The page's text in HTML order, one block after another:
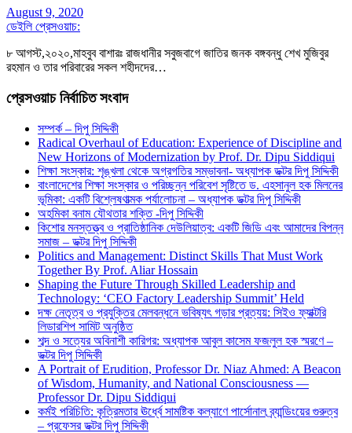
August 9, 2020
ডেইলি প্রেসওয়াচ:
৮ আগস্ট,২০২০,মাহবুব বাশারঃ রাজধানীর সবুজবাগে জাতির জনক বঙ্গবন্ধু শেখ মুজিবুর
রহমান ও তার পরিবারের সকল শহীদদের…
প্রেসওয়াচ নির্বাচিত সংবাদ
সম্পর্ক – দিপু সিদ্দিকী
Radical Overhaul of Education: Experience of Discipline and
New Horizons of Modernization by Prof. Dr. Dipu Siddiqui
শিক্ষা সংস্কার: শৃঙ্খলা থেকে অগ্রগতির সম্ভাবনা- অধ্যাপক ডক্টর দিপু সিদ্দিকী
বাংলাদেশের শিক্ষা সংস্কার ও পরিচ্ছন্ন পরিবেশ সৃষ্টিতে ড. এহসানুল হক মিলনের
ভূমিকা: একটি বিশ্লেষণাত্মক পর্যালোচনা – অধ্যাপক ডক্টর দিপু সিদ্দিকী
অহমিকা বনাম যৌথতার শক্তি -দিপু সিদ্দিকী
কিশোর মনস্তত্ত্ব ও প্রাতিষ্ঠানিক দেউলিয়াত্ব: একটি জিডি এবং আমাদের বিপন্ন
সমাজ – ডক্টর দিপু সিদ্দিকী
Politics and Management: Distinct Skills That Must Work
Together By Prof. Aliar Hossain
Shaping the Future Through Skilled Leadership and
Technology: ‘CEO Factory Leadership Summit’ Held
দক্ষ নেতৃত্ব ও প্রযুক্তির মেলবন্ধনে ভবিষ্যৎ গড়ার প্রত্যয়: সিইও ফ্যাক্টরি
লিডারশিপ সামিট অনুষ্ঠিত
শব্দ ও সত্যের অবিনাশী কারিগর: অধ্যাপক আবুল কাসেম ফজলুল হক স্মরণে –
ডক্টর দিপু সিদ্দিকী
A Portrait of Erudition, Professor Dr. Niaz Ahmed: A Beacon
of Wisdom, Humanity, and National Consciousness —
Professor Dr. Dipu Siddiqui
কর্মই পরিচিতি: কৃত্রিমতার ঊর্ধ্বে সামষ্টিক কল্যাণে পার্সোনাল ব্র্যান্ডিংয়ের গুরুত্ব
– প্রফেসর ডক্টর দিপু সিদ্দিকী